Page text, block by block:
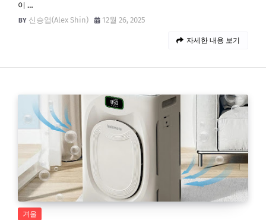
이 …
신승엽(Alex Shin)
12월 26, 2025
자세한 내용 보기
겨울